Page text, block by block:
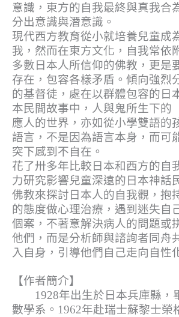
意識，東方的自我最終與真我合
分出意識與潛意識。
現代西方教育從小就培養兒童成
我，然而在東方文化，自我常依
多數日本人所信仰的佛教，更是
存在，包容各樣矛盾。傾向強烈
的基督徒，處在以群體包容的日
本民間故事中，人與鬼所生下的
應人的世界，亦如從小學雙語的
語言，不是因為語言本身，而可
突下感到不自在。
花了卅多年比較日本和西方的自
力研究影響兒童深遠的日本神話
佛教來探討日本人的自我觀，抱
的態度做心理治療，遇到迷失自
個案，不著意解決病人的問題或
他們，而是分析師與諮詢者同舟
入自身，引導他們自己走向自性
【作者簡介】
1928年出生於日本兵庫縣，
數學系。1962年赴瑞士蘇黎士榮